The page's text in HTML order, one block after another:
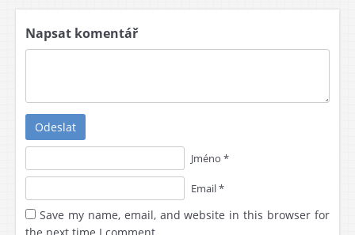
Napsat komentář
Odeslat
Jméno *
Email *
Save my name, email, and website in this browser for